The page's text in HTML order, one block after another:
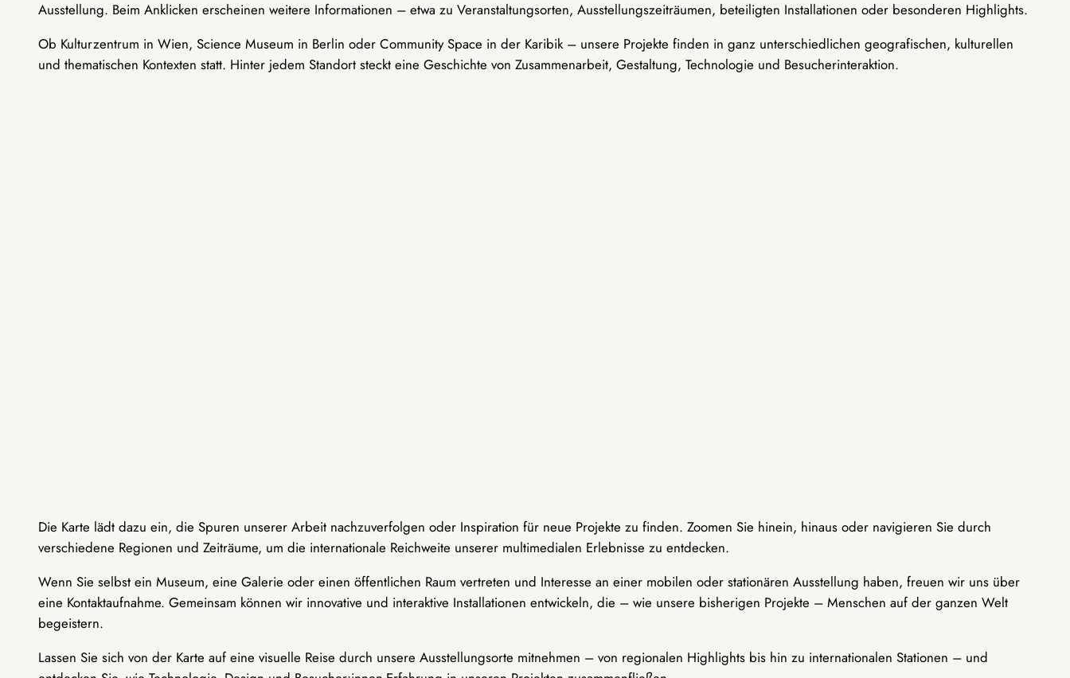
Ausstellung. Beim Anklicken erscheinen weitere Informationen – etwa zu Veranstaltungsorten, Ausstellungszeiträumen, beteiligten Installationen oder besonderen Highlights.
Ob Kulturzentrum in Wien, Science Museum in Berlin oder Community Space in der Karibik – unsere Projekte finden in ganz unterschiedlichen geografischen, kulturellen
und thematischen Kontexten statt. Hinter jedem Standort steckt eine Geschichte von Zusammenarbeit, Gestaltung, Technologie und Besucherinteraktion.
Die Karte lädt dazu ein, die Spuren unserer Arbeit nachzuverfolgen oder Inspiration für neue Projekte zu finden. Zoomen Sie hinein, hinaus oder navigieren Sie durch
verschiedene Regionen und Zeiträume, um die internationale Reichweite unserer multimedialen Erlebnisse zu entdecken.
Wenn Sie selbst ein Museum, eine Galerie oder einen öffentlichen Raum vertreten und Interesse an einer mobilen oder stationären Ausstellung haben, freuen wir uns über
eine Kontaktaufnahme. Gemeinsam können wir innovative und interaktive Installationen entwickeln, die – wie unsere bisherigen Projekte – Menschen auf der ganzen Welt
begeistern.
Lassen Sie sich von der Karte auf eine visuelle Reise durch unsere Ausstellungsorte mitnehmen – von regionalen Highlights bis hin zu internationalen Stationen – und